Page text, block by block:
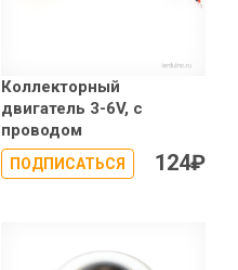
Коллекторный
двигатель 3-6V, с
проводом
ПОДПИСАТЬСЯ 124₽